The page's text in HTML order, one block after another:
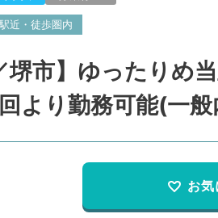
駅近・徒歩圏内
堺市】ゆったりめ
より勤務可能(一般
お気